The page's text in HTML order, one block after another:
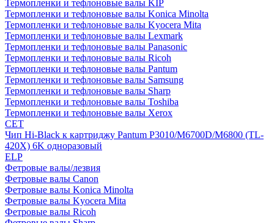
Термопленки и тефлоновые валы KIP
Термопленки и тефлоновые валы Konica Minolta
Термопленки и тефлоновые валы Kyocera Mita
Термопленки и тефлоновые валы Lexmark
Термопленки и тефлоновые валы Panasonic
Термопленки и тефлоновые валы Ricoh
Термопленки и тефлоновые валы Pantum
Термопленки и тефлоновые валы Samsung
Термопленки и тефлоновые валы Sharp
Термопленки и тефлоновые валы Toshiba
Термопленки и тефлоновые валы Xerox
CET
Чип Hi-Black к картриджу Pantum P3010/M6700D/M6800 (TL-
420X) 6K одноразовый
ELP
Фетровые валы/лезвия
Фетровые валы Canon
Фетровые валы Konica Minolta
Фетровые валы Kyocera Mita
Фетровые валы Ricoh